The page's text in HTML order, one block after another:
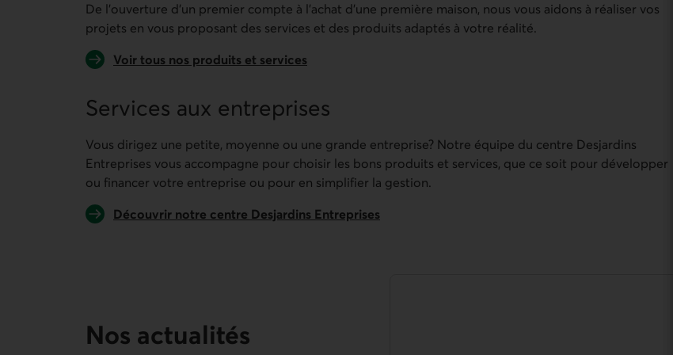
De l’ouverture d’un premier compte à l’achat d’une première maison, nous vous aidons à réaliser vos
projets en vous proposant des services et des produits adaptés à votre réalité.
Voir tous nos produits et services
Services aux entreprises
Vous dirigez une petite, moyenne ou une grande entreprise? Notre équipe du centre Desjardins
Entreprises vous accompagne pour choisir les bons produits et services, que ce soit pour développer
ou financer votre entreprise ou pour en simplifier la gestion.
Découvrir notre centre Desjardins Entreprises
Nos actualités